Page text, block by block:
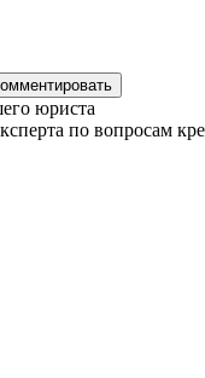
юриста
по вопросам